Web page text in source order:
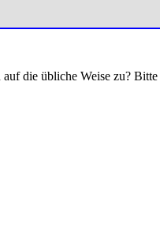
die übliche Weise zu?